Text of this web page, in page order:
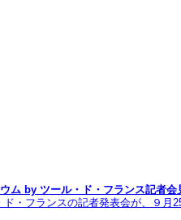
ム by ツール・ド・フランス記者会
・フランスの記者発表会が、９